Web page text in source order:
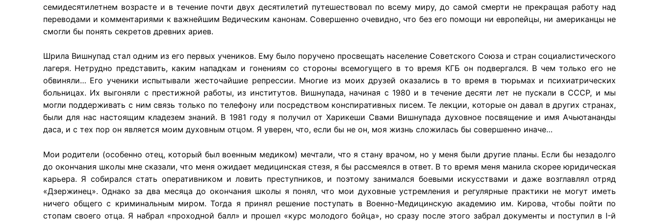
семидесятилетнем возрасте и в течение почти двух десятилетий путешествовал по всему миру, до самой смерти не прекращая работу над
переводами и комментариями к важнейшим Ведическим канонам. Совершенно очевидно, что без его помощи ни европейцы, ни американцы не
смогли бы понять секретов древних ариев.
Шрила Вишнупад стал одним из его первых учеников. Ему было поручено просвещать население Советского Союза и стран социалистического
лагеря. Нетрудно представить, каким нападкам и гонениям со стороны всемогущего в то время КГБ он подвергался. В чем только его не
обвиняли… Его ученики испытывали жесточайшие репрессии. Многие из моих друзей оказались в то время в тюрьмах и психиатрических
больницах. Их выгоняли с престижной работы, из институтов. Вишнупада, начиная с 1980 и в течение десяти лет не пускали в СССР, и мы
могли поддерживать с ним связь только по телефону или посредством конспиративных писем. Те лекции, которые он давал в других странах,
были для нас настоящим кладезем знаний. В 1981 году я получил от Харикеши Свами Вишнупада духовное посвящение и имя Ачьютананды
даса, и с тех пор он является моим духовным отцом. Я уверен, что, если бы не он, моя жизнь сложилась бы совершенно иначе…
Мои родители (особенно отец, который был военным медиком) мечтали, что я стану врачом, но у меня были другие планы. Если бы незадолго
до окончания школы мне сказали, что меня ожидает медицинская стезя, я бы рассмеялся в ответ. В то время меня манила скорее юридическая
карьера. Я собирался стать оперативником и ловить преступников, и поэтому занимался боевыми искусствами и даже возглавлял отряд
«Дзержинец». Однако за два месяца до окончания школы я понял, что мои духовные устремления и регулярные практики не могут иметь
ничего общего с криминальным миром. Тогда я принял решение поступать в Военно-Медицинскую академию им. Кирова, чтобы пойти по
стопам своего отца. Я набрал «проходной балл» и прошел «курс молодого бойца», но сразу после этого забрал документы и поступил в I-й